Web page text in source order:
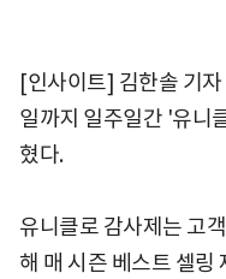
[인사이트] 김한솔 기
일까지 일주일간 '유니
혔다.
유니클로 감사제는 고
해 매 시즌 베스트 셀링